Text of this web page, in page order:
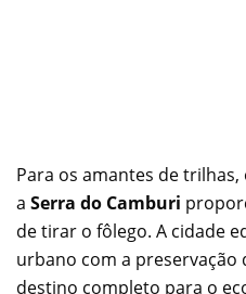
Para os amantes de trilhas,
a Serra do Camburi
de tirar o fôlego. A cidade
urbano com a preservação
destino completo para o